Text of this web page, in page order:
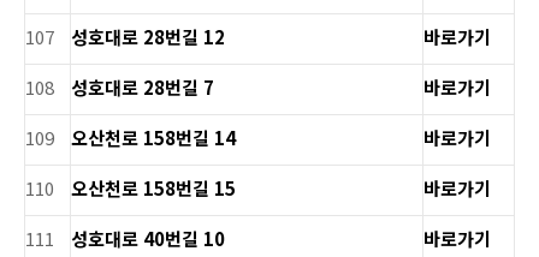
107
성호대로 28번길 12
바로가기
108
성호대로 28번길 7
바로가기
109
오산천로 158번길 14
바로가기
110
오산천로 158번길 15
바로가기
111
성호대로 40번길 10
바로가기